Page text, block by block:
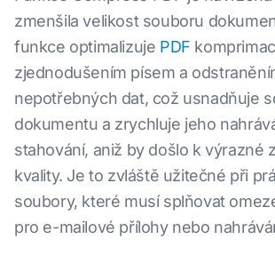
zmenšila velikost souboru
funkce optimalizuje PDF
zjednodušením písem a
nepotřebných dat, což usnadňuje
dokumentu a zrychluje jeho
stahování, aniž by došlo k výrazné
kvality. Je to zvláště užitečné při
soubory, které musí splňovat
pro e-mailové přílohy nebo